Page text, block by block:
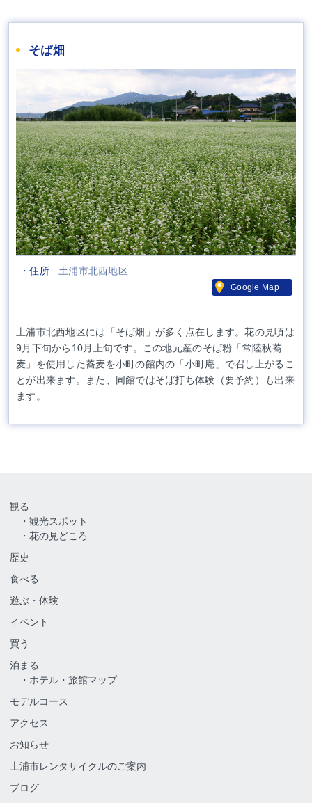
そば畑
・住所 土浦市北西地区
Google Map
土浦市北西地区には「そば畑」が多く点在します。花の見頃は
9月下旬から10月上旬です。この地元産のそば粉「常陸秋蕎
麦」を使用した蕎麦を小町の館内の「小町庵」で召し上がるこ
とが出来ます。また、同館ではそば打ち体験（要予約）も出来
ます。
観る
観光スポット
花の見どころ
歴史
食べる
遊ぶ・体験
イベント
買う
泊まる
ホテル・旅館マップ
モデルコース
アクセス
お知らせ
土浦市レンタサイクルのご案内
ブログ